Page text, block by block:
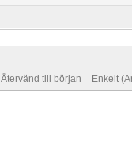
Återvänd till början Enkelt